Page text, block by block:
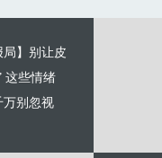
局】别让皮
这些情绪
万别忽视